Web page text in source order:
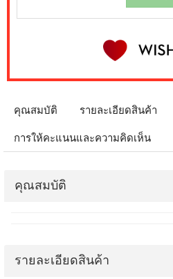
คุณสมบัติ รายละเอียดสินค้า
การให้คะแนนและความคิดเห็น
คุณสมบัติ
รายละเอียดสินค้า